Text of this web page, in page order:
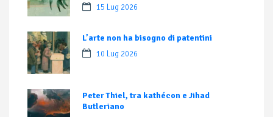
15 Lug 2026
L’arte non ha bisogno di patentini
10 Lug 2026
Peter Thiel, tra kathécon e Jihad
Butleriano